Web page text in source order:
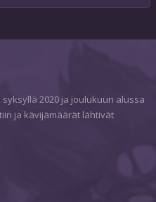
2020 ja joulukuun alussa
ja kävijämäärät lähtivät